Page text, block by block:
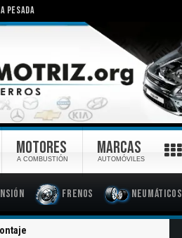
PESADA
Frenos Neumáticos
MOTORES
A COMBUSTIÓN
MARCAS
AUTOMÓVILES